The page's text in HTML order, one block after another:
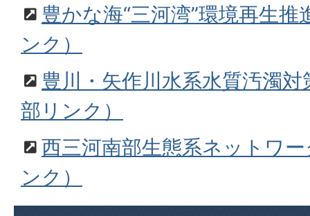
豊かな海“三河湾”環境再生
ンク）
豊川・矢作川水系水質汚濁
部リンク）
西三河南部生態系ネットワ
ンク）